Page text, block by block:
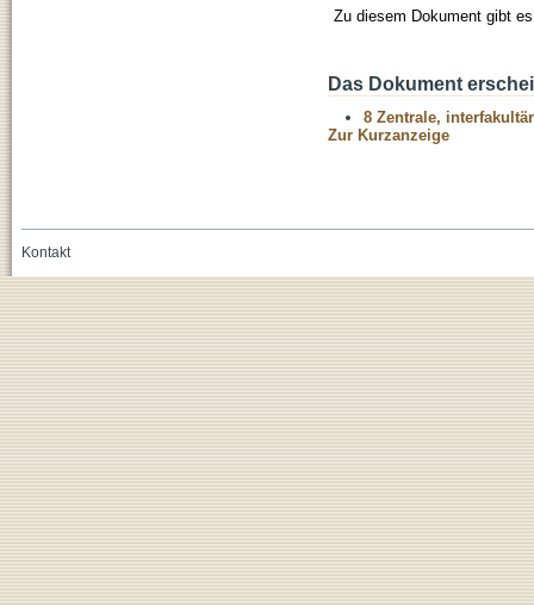
Zu diesem Dokument gibt
Das Dokument
8 Zentrale,
Zur Kurzanzeige
Kontakt